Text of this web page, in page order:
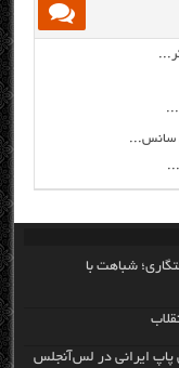
شباهت با
پاپ ایرانی در لس‌آنجلس